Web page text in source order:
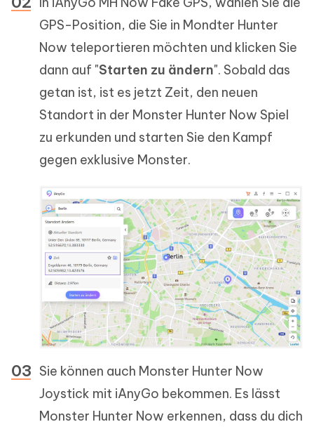
GPS-Position, die Sie in Mondter Hunter
Now teleportieren möchten und klicken Sie
dann auf "Starten zu ändern". Sobald das
getan ist, ist es jetzt Zeit, den neuen
Standort in der Monster Hunter Now Spiel
zu erkunden und starten Sie den Kampf
gegen exklusive Monster.
Sie können auch Monster Hunter Now
Joystick mit iAnyGo bekommen. Es lässt
Monster Hunter Now erkennen, dass du dich